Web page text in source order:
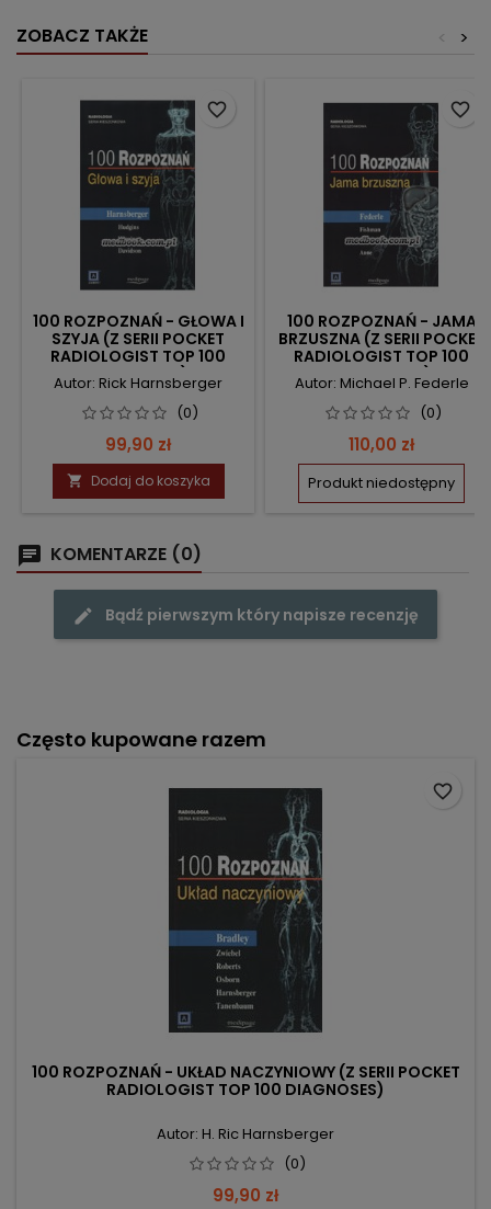
ZOBACZ TAKŻE >
<
100 ROZPOZNAŃ - GŁOWA I
SZYJA (Z SERII POCKET
RADIOLOGIST TOP 100
DIAGNOSES)
Autor: Rick Harnsberger
(0)
Cena
99,90 zł
 Dodaj do koszyka
favorite_border
100 ROZPOZNAŃ - JAMA
BRZUSZNA (Z SERII POCKET
RADIOLOGIST TOP 100
DIAGNOSES)
Autor: Michael P. Federle
(0)
Cena
110,00 zł
Produkt niedostępny
favorite_border
KOMENTARZE (0)
Bądź pierwszym który napisze recenzję
Często kupowane razem
100 ROZPOZNAŃ - UKŁAD NACZYNIOWY (Z SERII POCKET
RADIOLOGIST TOP 100 DIAGNOSES)
Autor: H. Ric Harnsberger
(0)
Cena
99,90 zł
favorite_border